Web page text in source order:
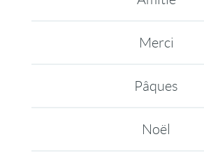
Merci
Pâques
Noël